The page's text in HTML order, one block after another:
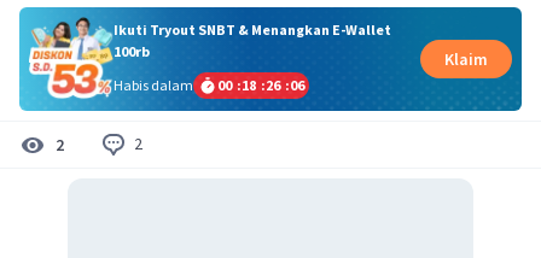
Ikuti Tryout SNBT & Menangkan E-Wallet
100rb
Habis dalam
00 :18 :26 :06
Klaim
2 2